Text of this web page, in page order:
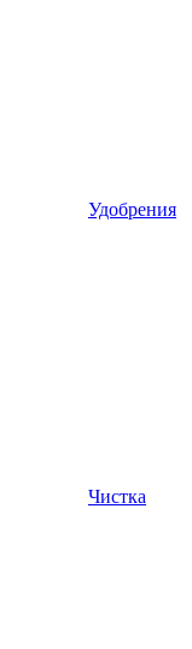
Удобрения
Чистка